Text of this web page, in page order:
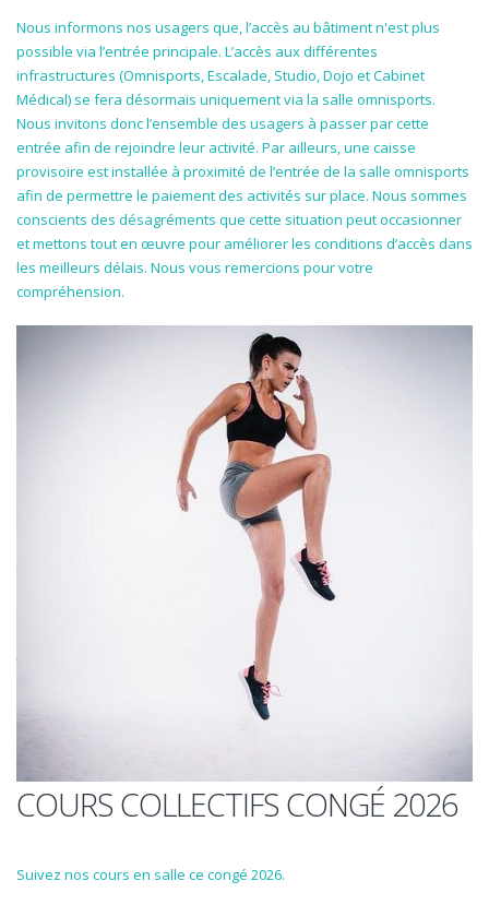
Nous informons nos usagers que, l’accès au bâtiment n'est plus
possible via l’entrée principale. L’accès aux différentes
infrastructures (Omnisports, Escalade, Studio, Dojo et Cabinet
Médical) se fera désormais uniquement via la salle omnisports.
Nous invitons donc l’ensemble des usagers à passer par cette
entrée afin de rejoindre leur activité. Par ailleurs, une caisse
provisoire est installée à proximité de l’entrée de la salle omnisports
afin de permettre le paiement des activités sur place. Nous sommes
conscients des désagréments que cette situation peut occasionner
et mettons tout en œuvre pour améliorer les conditions d’accès dans
les meilleurs délais. Nous vous remercions pour votre
compréhension.
COURS COLLECTIFS CONGÉ 2026
Suivez nos cours en salle ce congé 2026.